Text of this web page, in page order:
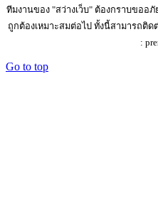
ทีมงานของ "สว่างเว็บ" ต้องกราบขอ
ถูกต้องเหมาะสมต่อไป ทั้งนี้สามารถติ
:
Go to top